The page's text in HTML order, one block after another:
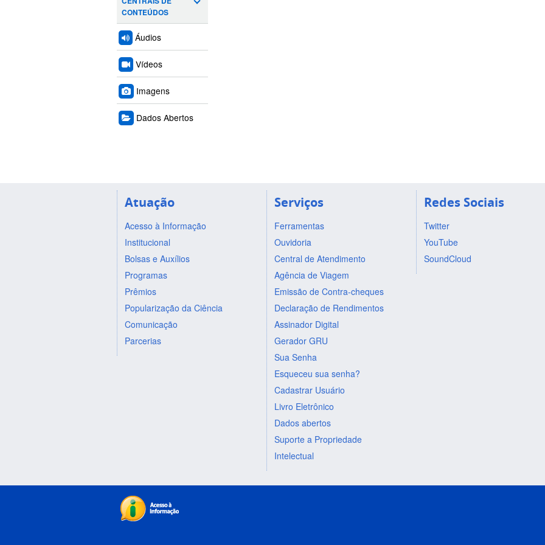
CONTEÚDOS
Áudios
Vídeos
Imagens
Dados Abertos
Atuação
Acesso à Informação
Institucional
Bolsas e Auxílios
Programas
Prêmios
Popularização da Ciência
Comunicação
Parcerias
Serviços
Ferramentas
Ouvidoria
Central de Atendimento
Agência de Viagem
Emissão de Contra-cheques
Declaração de Rendimentos
Assinador Digital
Gerador GRU
Sua Senha
Esqueceu sua senha?
Cadastrar Usuário
Livro Eletrônico
Dados abertos
Suporte a Propriedade
Intelectual
Redes Sociais
Twitter
YouTube
SoundCloud